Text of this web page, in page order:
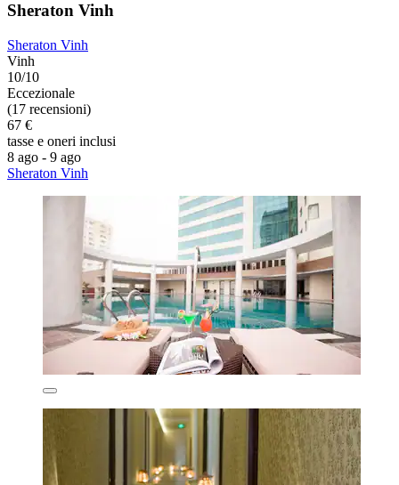
Sheraton Vinh
Sheraton Vinh
Vinh
10/10
Eccezionale
(17 recensioni)
67 €
tasse e oneri inclusi
8 ago - 9 ago
Sheraton Vinh